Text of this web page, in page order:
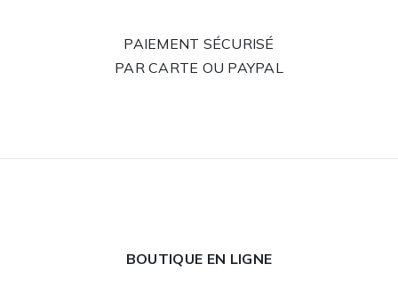
PAIEMENT SÉCURISÉ
PAR CARTE OU PAYPAL
BOUTIQUE EN LIGNE